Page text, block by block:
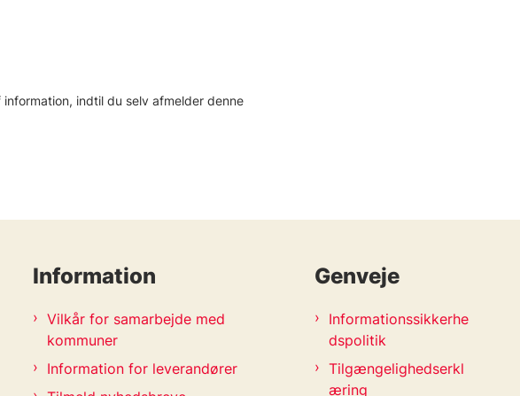
indtil du selv afmelder denne
Information
Vilkår for samarbejde med
kommuner
Information for leverandører
Genveje
Informationssikkerhe
dspolitik
Tilgængelighedserkl
æring